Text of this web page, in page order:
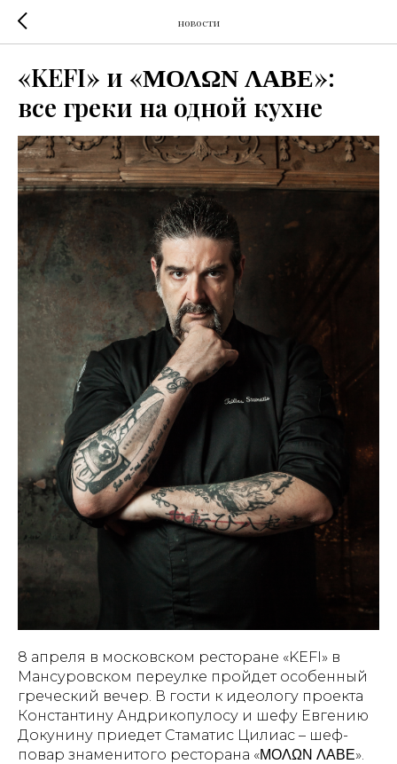
новости
«KEFI» и «ΜΟΛΩΝ ΛΑΒΕ»:
все греки на одной кухне
8 апреля в московском ресторане «KEFI» в
Мансуровском переулке пройдет особенный
греческий вечер. В гости к идеологу проекта
Константину Андрикопулосу и шефу Евгению
Докунину приедет Стаматис Цилиас – шеф-
повар знаменитого ресторана «ΜΟΛΩΝ ΛΑΒΕ».